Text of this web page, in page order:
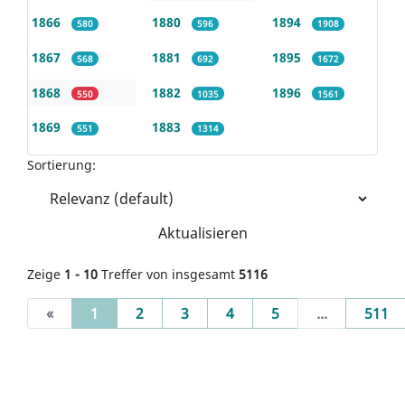
1866 580
1867 568
1868 550
1869 551
1880 596
1881 692
1882 1035
1883 1314
1894 1908
1895 1672
1896 1561
Sortierung:
Aktualisieren
Zeige 1 - 10 Treffer von insgesamt 5116
« 1 (current)
2 3 4 5 ... 511